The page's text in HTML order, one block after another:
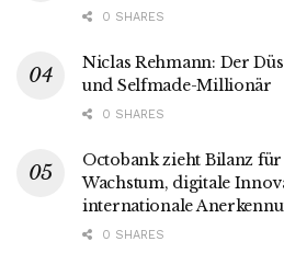
0 SHARES
Niclas Rehmann: Der
und Selfmade-Millionär
0 SHARES
Octobank zieht Bilanz
Wachstum, digitale
internationale
0 SHARES